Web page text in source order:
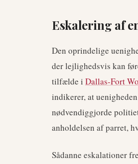
Eskalering af
Den oprindelige
der lejlighedsvis kan
tilfælde i Dallas-Fort
indikerer, at
nødvendiggjorde
anholdelsen af parret,
Sådanne eskalationer